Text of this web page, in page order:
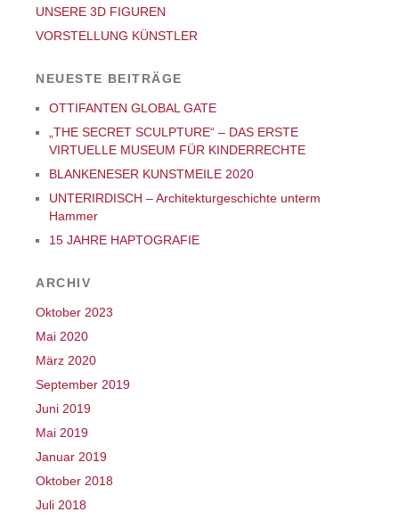
UNSERE 3D FIGUREN
VORSTELLUNG KÜNSTLER
NEUESTE BEITRÄGE
OTTIFANTEN GLOBAL GATE
„THE SECRET SCULPTURE“ – DAS ERSTE
VIRTUELLE MUSEUM FÜR KINDERRECHTE
BLANKENESER KUNSTMEILE 2020
UNTERIRDISCH – Architekturgeschichte unterm
Hammer
15 JAHRE HAPTOGRAFIE
ARCHIV
Oktober 2023
Mai 2020
März 2020
September 2019
Juni 2019
Mai 2019
Januar 2019
Oktober 2018
Juli 2018